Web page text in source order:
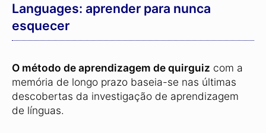
Languages: aprender para nunca
esquecer
O método de aprendizagem de quirguiz com a
memória de longo prazo baseia-se nas últimas
descobertas da investigação de aprendizagem
de línguas.